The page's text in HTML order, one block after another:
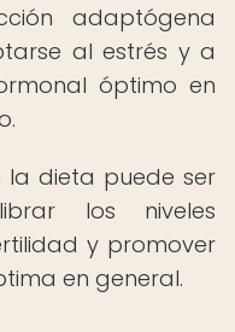
adaptógena
al estrés y a
óptimo en
la dieta puede ser
los niveles
y promover
en general.